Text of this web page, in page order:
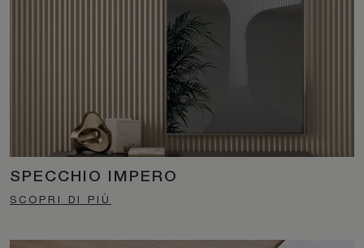
SPECCHIO IMPERO
SCOPRI DI PIÙ